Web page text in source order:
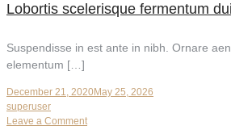
arcu
Lobortis scelerisque fermentum
Suspendisse in est ante in nibh. Ornare
elementum […]
December 21, 2020May 25, 2026
superuser
Leave a Commenton